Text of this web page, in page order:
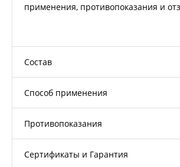
применения, противопоказания и
Состав
Способ применения
Противопоказания
Сертификаты и Гарантия